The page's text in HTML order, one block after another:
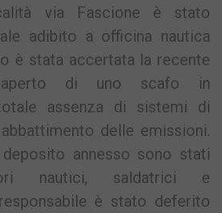
via Fascione è stato
adibito a officina nautica
è stata accertata la recente
di uno scafo in
assenza di sistemi di
delle emissioni.
annesso sono stati
nautici, saldatrici e
è stato deferito